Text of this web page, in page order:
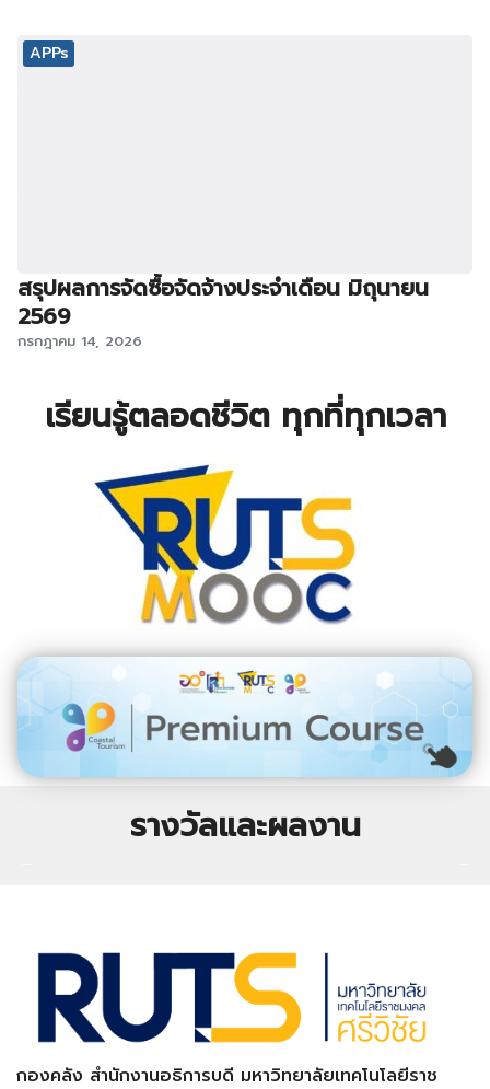
APPs
สรุปผลการจัดซื้อจัดจ้างประจำเดือน มิถุนายน
2569
กรกฎาคม 14, 2026
เรียนรู้ตลอดชีวิต ทุกที่ทุกเวลา
รางวัลและผลงาน
กองคลัง สำนักงานอธิการบดี มหาวิทยาลัยเทคโนโลยีราช